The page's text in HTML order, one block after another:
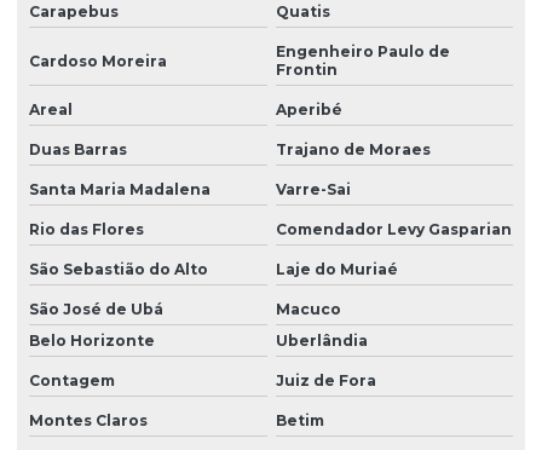
Carapebus Quatis
Cardoso Moreira
Engenheiro Paulo de
Frontin
Areal Aperibé
Duas Barras Trajano de Moraes
Santa Maria Madalena Varre-Sai
Rio das Flores Comendador Levy Gasparian
São Sebastião do Alto Laje do Muriaé
São José de Ubá
Macuco
Belo Horizonte
Uberlândia
Contagem Juiz de Fora
Montes Claros Betim